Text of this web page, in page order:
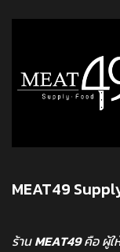
MEAT49
ร้านMEAT49คือ ผู้ใ